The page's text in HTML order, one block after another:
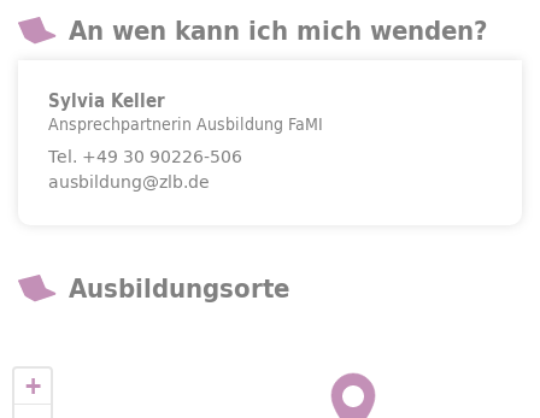
An wen kann ich mich wenden?
Sylvia Keller
Ansprechpartnerin Ausbildung FaMI
Tel. +49 30 90226-506
ausbildung@zlb.de
Ausbildungsorte
+